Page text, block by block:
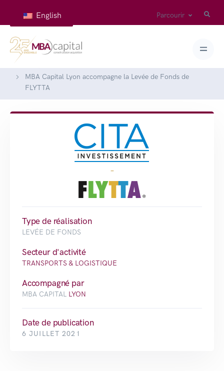
English Parcourir
MBA Capital Lyon accompagne la Levée de Fonds de
FLYTTA
-
Type de réalisation
LEVÉE DE FONDS
Secteur d'activité
TRANSPORTS & LOGISTIQUE
Accompagné par
MBA CAPITAL LYON
Date de publication
6 JUILLET 2021